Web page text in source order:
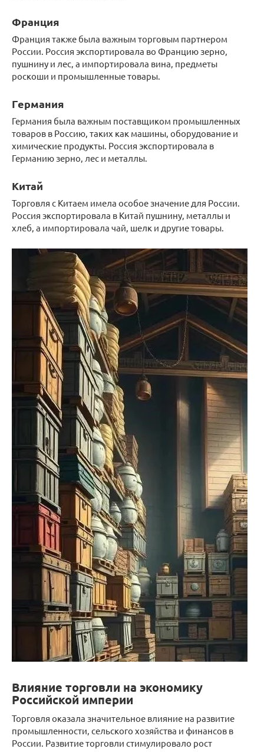
Франция
Франция также была важным торговым партнером
России. Россия экспортировала во Францию зерно,
пушнину и лес, а импортировала вина, предметы
роскоши и промышленные товары.
Германия
Германия была важным поставщиком промышленных
товаров в Россию, таких как машины, оборудование и
химические продукты. Россия экспортировала в
Германию зерно, лес и металлы.
Китай
Торговля с Китаем имела особое значение для России.
Россия экспортировала в Китай пушнину, металлы и
хлеб, а импортировала чай, шелк и другие товары.
Влияние торговли на экономику
Российской империи
Торговля оказала значительное влияние на развитие
промышленности, сельского хозяйства и финансов в
России. Развитие торговли стимулировало рост